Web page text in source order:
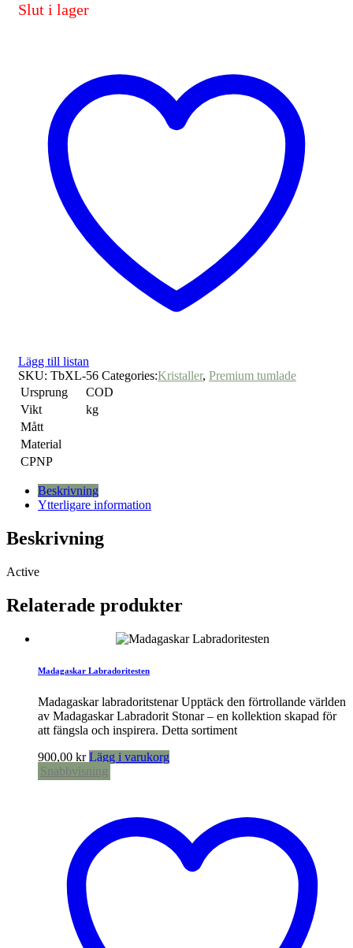
Slut i lager
Lägg till listan
SKU: TbXL-56 Categories:Kristaller, Premium tumlade
Ursprung
COD
Vikt
kg
Mått
Material
CPNP
Beskrivning
Ytterligare information
Beskrivning
Active
Relaterade produkter
Madagaskar Labradoritesten
Madagaskar labradoritstenar Upptäck den förtrollande världen
av Madagaskar Labradorit Stonar – en kollektion skapad för
att fängsla och inspirera. Detta sortiment
900,00 kr Lägg i varukorg
Snabbvisning